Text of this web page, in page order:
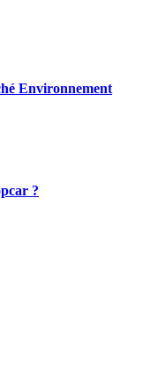
Environnement
?